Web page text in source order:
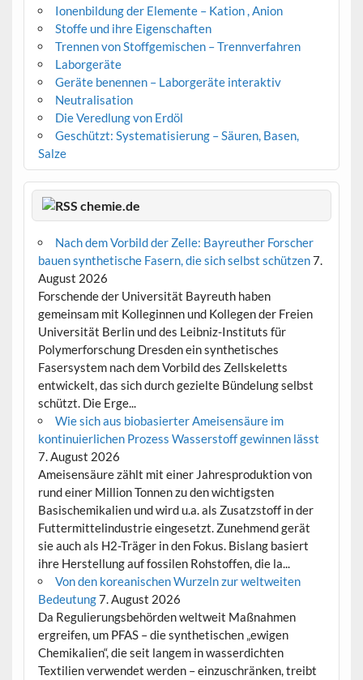
Ionenbildung der Elemente – Kation , Anion
Stoffe und ihre Eigenschaften
Trennen von Stoffgemischen – Trennverfahren
Laborgeräte
Geräte benennen – Laborgeräte interaktiv
Neutralisation
Die Veredlung von Erdöl
Geschützt: Systematisierung – Säuren, Basen,
Salze
chemie.de
Nach dem Vorbild der Zelle: Bayreuther Forscher
bauen synthetische Fasern, die sich selbst schützen7.
August 2026
Forschende der Universität Bayreuth haben
gemeinsam mit Kolleginnen und Kollegen der Freien
Universität Berlin und des Leibniz-Instituts für
Polymerforschung Dresden ein synthetisches
Fasersystem nach dem Vorbild des Zellskeletts
entwickelt, das sich durch gezielte Bündelung selbst
schützt. Die Erge...
Wie sich aus biobasierter Ameisensäure im
kontinuierlichen Prozess Wasserstoff gewinnen lässt
7. August 2026
Ameisensäure zählt mit einer Jahresproduktion von
rund einer Million Tonnen zu den wichtigsten
Basischemikalien und wird u.a. als Zusatzstoff in der
Futtermittelindustrie eingesetzt. Zunehmend gerät
sie auch als H2-Träger in den Fokus. Bislang basiert
ihre Herstellung auf fossilen Rohstoffen, die la...
Von den koreanischen Wurzeln zur weltweiten
Bedeutung7. August 2026
Da Regulierungsbehörden weltweit Maßnahmen
ergreifen, um PFAS – die synthetischen „ewigen
Chemikalien“, die seit langem in wasserdichten
Textilien verwendet werden – einzuschränken, treibt